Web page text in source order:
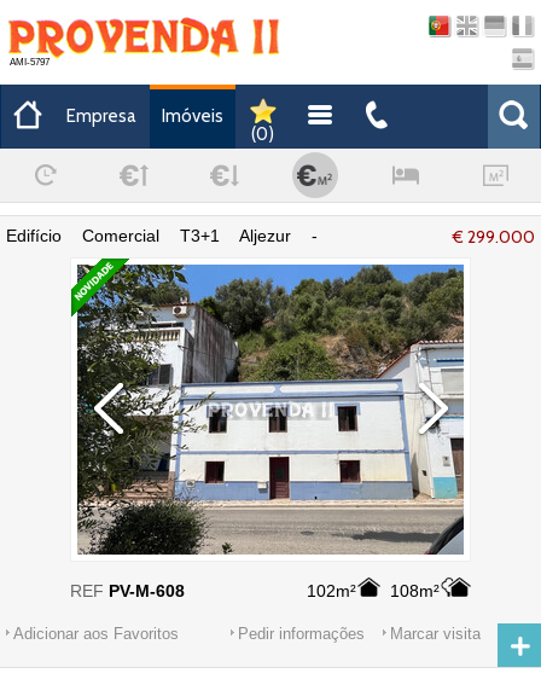
AMI-5797
Empresa
Imóveis
(0)
€ 299.000
Edifício Comercial T3+1 Aljezur -
terraço, localização privilegiada
102m² 108m²
REF PV-M-608
Adicionar aos Favoritos Marcar visita
Pedir informações